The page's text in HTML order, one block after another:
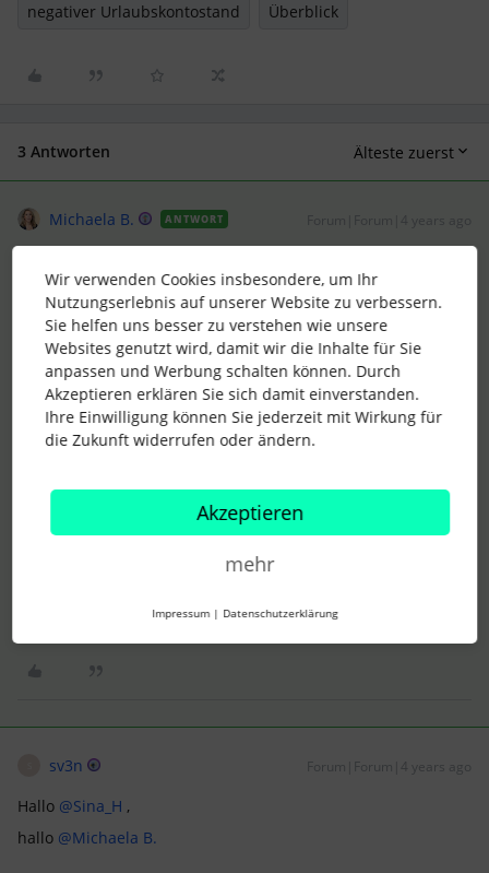
negativer Urlaubskontostand Überblick
3 Antworten Älteste zuerst
Michaela B. ANTWORT
normalerweise gibt es einen Warnhinweis bzw. eine
Meldung, wenn zu viel Urlaub beantragt wird.
Möglicherweise gibt es diese Meldung nur für HR - wir
stehen im Genehmigungsprozess vor dem Vorgesetzten und
können hier entsprechend vorgreifen.
Es gibt einen interessanten Artikel zu diesem Thema, den ich
dir hier verlinke:
du gerne voten kannst:
sv3n Forum|Forum|4 years ago
Hallo @Sina_H ,
hallo @Michaela B.
Wir verwenden Cookies insbesondere, um Ihr
Nutzungserlebnis auf unserer Website zu verbessern.
Sie helfen uns besser zu verstehen wie unsere
Websites genutzt wird, damit wir die Inhalte für Sie
anpassen und Werbung schalten können. Durch
Akzeptieren erklären Sie sich damit einverstanden.
Ihre Einwilligung können Sie jederzeit mit Wirkung für
die Zukunft widerrufen oder ändern.
Akzeptieren
mehr
Impressum | Datenschutzerklärung